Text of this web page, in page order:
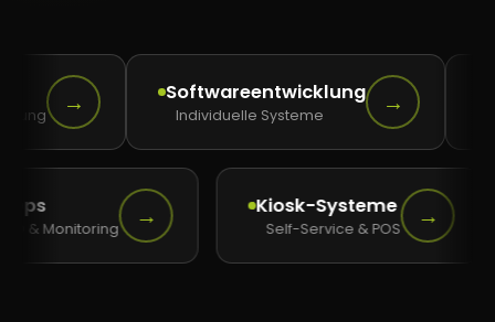
Softwareentwicklung
Individuelle Systeme →
DevOps
CI/CD & Monitoring → Kiosk-Systeme
Self-Service & POS →